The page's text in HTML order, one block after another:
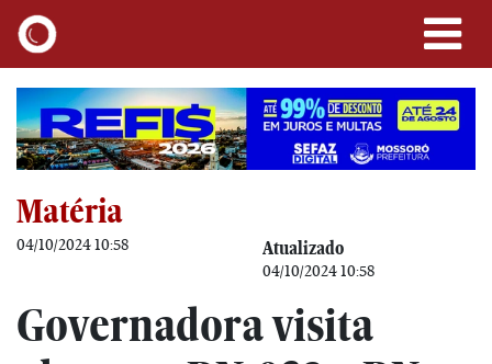
Matéria
04/10/2024 10:58 Atualizado
04/10/2024 10:58
Governadora visita